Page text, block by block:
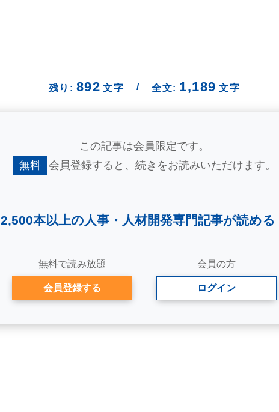
残り: 892 文字 / 全文: 1,189 文字
この記事は会員限定です。
無料
会員登録すると、 続きをお読みいただけます。
2,500本以上の人事・ 人材開発専門記事が読める
無料で読み放題
会員登録する
会員の方
ログイン